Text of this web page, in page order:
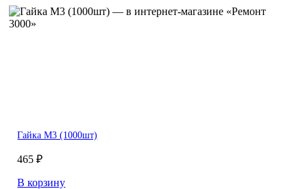
Гайка M3 (1000шт)
465 ₽
В корзину